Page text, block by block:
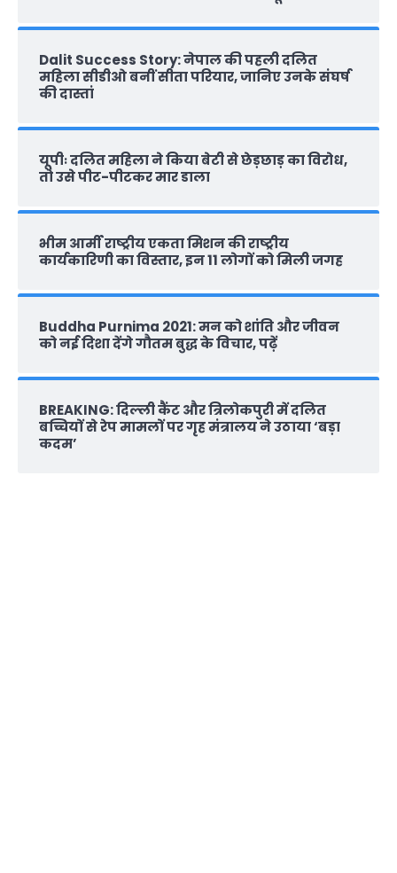
Dalit Success Story: नेपाल की पहली दलित
महिला सीडीओ बनीं सीता परियार, जानिए उनके संघर्ष
की दास्‍तां
यूपीः दलित महिला ने किया बेटी से छेड़छाड़ का विरोध,
तो उसे पीट-पीटकर मार डाला
भीम आर्मी राष्‍ट्रीय एकता मिशन की राष्‍ट्रीय
कार्यकारिणी का विस्तार, इन 11 लोगों को मिली जगह
Buddha Purnima 2021: मन को शांति और जीवन
को नई दिशा देंगे गौतम बुद्ध के विचार, पढ़ें
BREAKING: दिल्‍ली कैंट और त्रिलोकपुरी में दलित
बच्चियों से रेप मामलों पर गृह मंत्रालय ने उठाया ‘बड़ा
कदम’